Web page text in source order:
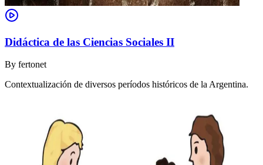
Didáctica de las Ciencias Sociales II
By fertonet
Contextualización de diversos períodos históricos de la Argentina.